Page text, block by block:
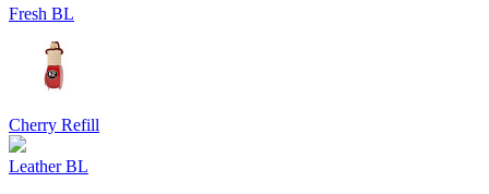
Fresh BL
Cherry Refill
Leather BL